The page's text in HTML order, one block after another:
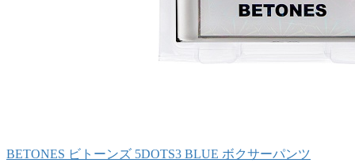
BETONES ビトーンズ 5DOTS3 BLUE ボクサーパンツ